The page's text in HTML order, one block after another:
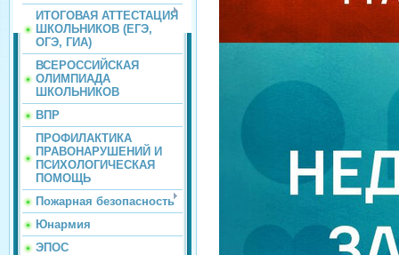
ИТОГОВАЯ АТТЕСТАЦИЯ
ШКОЛЬНИКОВ (ЕГЭ,
ОГЭ, ГИА)
ВСЕРОССИЙСКАЯ
ОЛИМПИАДА
ШКОЛЬНИКОВ
ВПР
ПРОФИЛАКТИКА
ПРАВОНАРУШЕНИЙ И
ПСИХОЛОГИЧЕСКАЯ
ПОМОЩЬ
Пожарная безопасность
Юнармия
ЭПОС